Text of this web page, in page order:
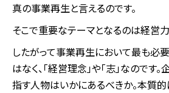
真の事業再生と言えるのです。
そこで重要なテーマとなるのは経営
したがって事業再生において最も必要
はなく、「経営理念」や「志」なのです
指す人物はいかにあるべきか。本質